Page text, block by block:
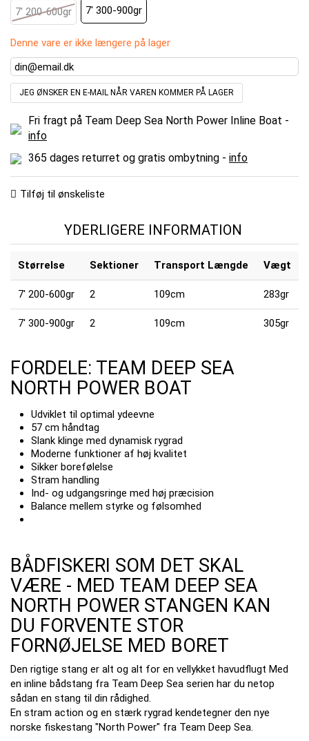
7' 200-600gr 7' 300-900gr
Denne vare er ikke længere på lager
JEG ØNSKER EN E-MAIL NÅR VAREN KOMMER PÅ LAGER
Fri fragt på Team Deep Sea North Power Inline Boat -
info
365 dages returret og gratis ombytning - info
Tilføj til ønskeliste
YDERLIGERE INFORMATION
Størrelse Sektioner Transport Længde Vægt
7' 200-600gr 2 109cm 283gr
7' 300-900gr 2 109cm 305gr
FORDELE: TEAM DEEP SEA
NORTH POWER BOAT
Udviklet til optimal ydeevne
57 cm håndtag
Slank klinge med dynamisk rygrad
Moderne funktioner af høj kvalitet
Sikker borefølelse
Stram handling
Ind- og udgangsringe med høj præcision
Balance mellem styrke og følsomhed
BÅDFISKERI SOM DET SKAL
VÆRE - MED TEAM DEEP SEA
NORTH POWER STANGEN KAN
DU FORVENTE STOR
FORNØJELSE MED BORET
Den rigtige stang er alt og alt for en vellykket havudflugt Med
en inline bådstang fra Team Deep Sea serien har du netop
sådan en stang til din rådighed.
En stram action og en stærk rygrad kendetegner den nye
norske fiskestang "North Power" fra Team Deep Sea.